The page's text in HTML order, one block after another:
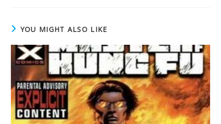
YOU MIGHT ALSO LIKE